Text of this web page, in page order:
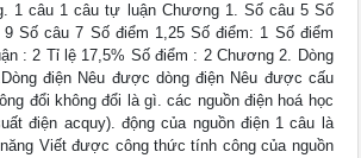
1 câu 1 câu tự luận Chương 1. Số câu 5 Số
Số câu 7 Số điểm 1,25 Số điểm: 1 Số điểm
: 2 Tỉ lệ 17,5% Số điểm : 2 Chương 2. Dòng
điện Nêu được dòng điện Nêu được cấu
đổi không đổi là gì. các nguồn điện hoá học
điện acquy). động của nguồn điện 1 câu là
Viết được công thức tính công của nguồn